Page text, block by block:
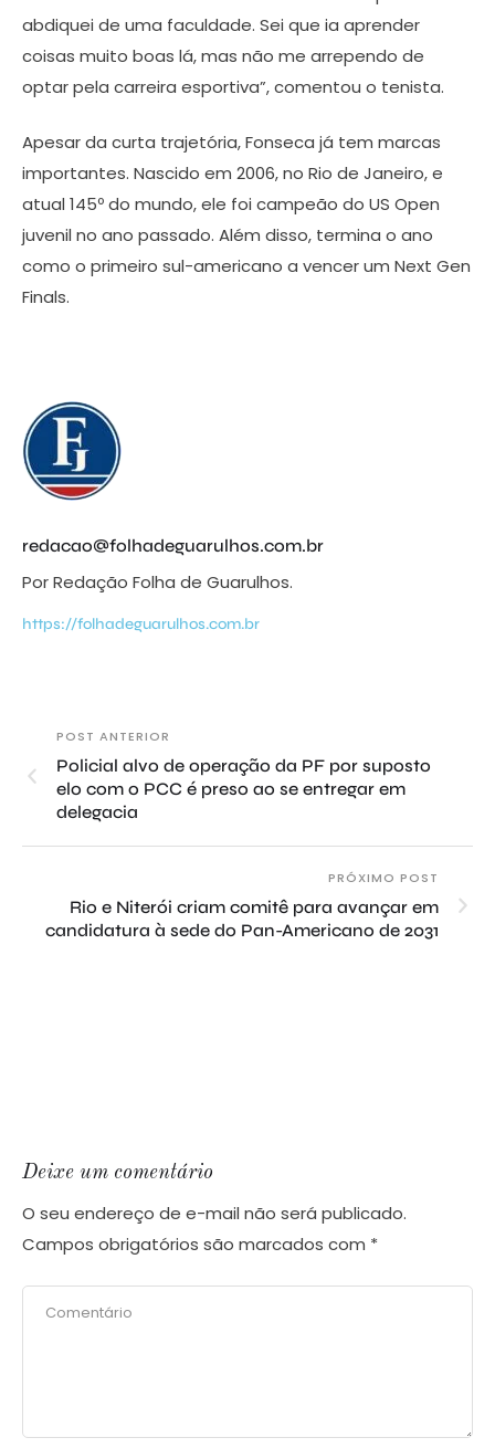
abdiquei de uma faculdade. Sei que ia aprender
coisas muito boas lá, mas não me arrependo de
optar pela carreira esportiva”, comentou o tenista.
Apesar da curta trajetória, Fonseca já tem marcas
importantes. Nascido em 2006, no Rio de Janeiro, e
atual 145º do mundo, ele foi campeão do US Open
juvenil no ano passado. Além disso, termina o ano
como o primeiro sul-americano a vencer um Next Gen
Finals.
redacao@folhadeguarulhos.com.br
Por Redação Folha de Guarulhos.
https://folhadeguarulhos.com.br
POST ANTERIOR
Policial alvo de operação da PF por suposto
elo com o PCC é preso ao se entregar em
delegacia
PRÓXIMO POST
Rio e Niterói criam comitê para avançar em
candidatura à sede do Pan-Americano de 2031
Deixe um comentário
O seu endereço de e-mail não será publicado.
Campos obrigatórios são marcados com *